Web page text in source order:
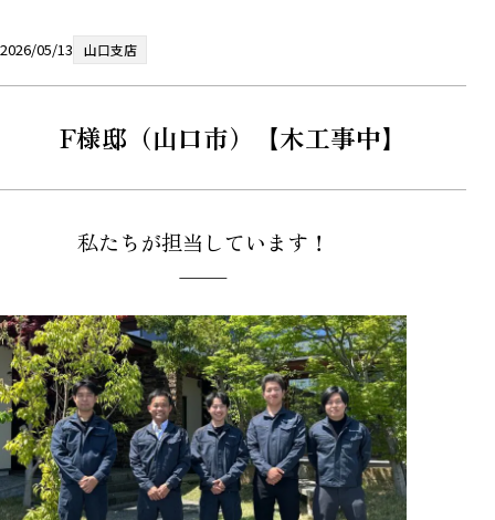
2026/05/13 山口支店
F様邸（山口市）【木工事中】
私たちが担当しています！